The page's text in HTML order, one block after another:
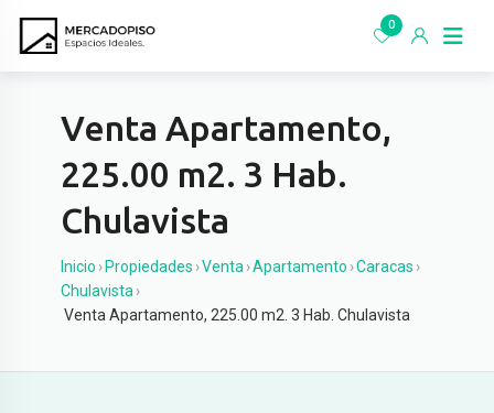
0
Venta Apartamento,
225.00 m2. 3 Hab.
Chulavista
Inicio › Propiedades ›Venta ›Apartamento ›Caracas ›
Chulavista ›
Venta Apartamento, 225.00 m2. 3 Hab. Chulavista